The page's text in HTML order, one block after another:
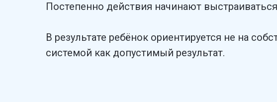
Постепенно действия начинают
В результате ребёнок ориентируется не на
системой как допустимый результат.